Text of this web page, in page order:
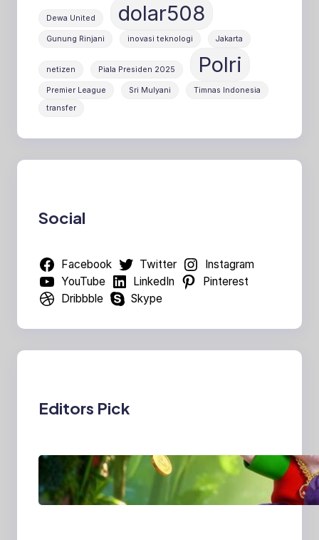
Dewa United dolar508
Gunung Rinjani inovasi teknologi Jakarta
netizen Piala Presiden 2025 Polri
Premier League Sri Mulyani
Timnas Indonesia
transfer
Social
Facebook Twitter
Instagram
YouTube
LinkedIn
Pinterest
Dribbble
Skype
Editors Pick
MajalahPotretIndones
ia: Menghidupkan
Cerita Lewat Lensa